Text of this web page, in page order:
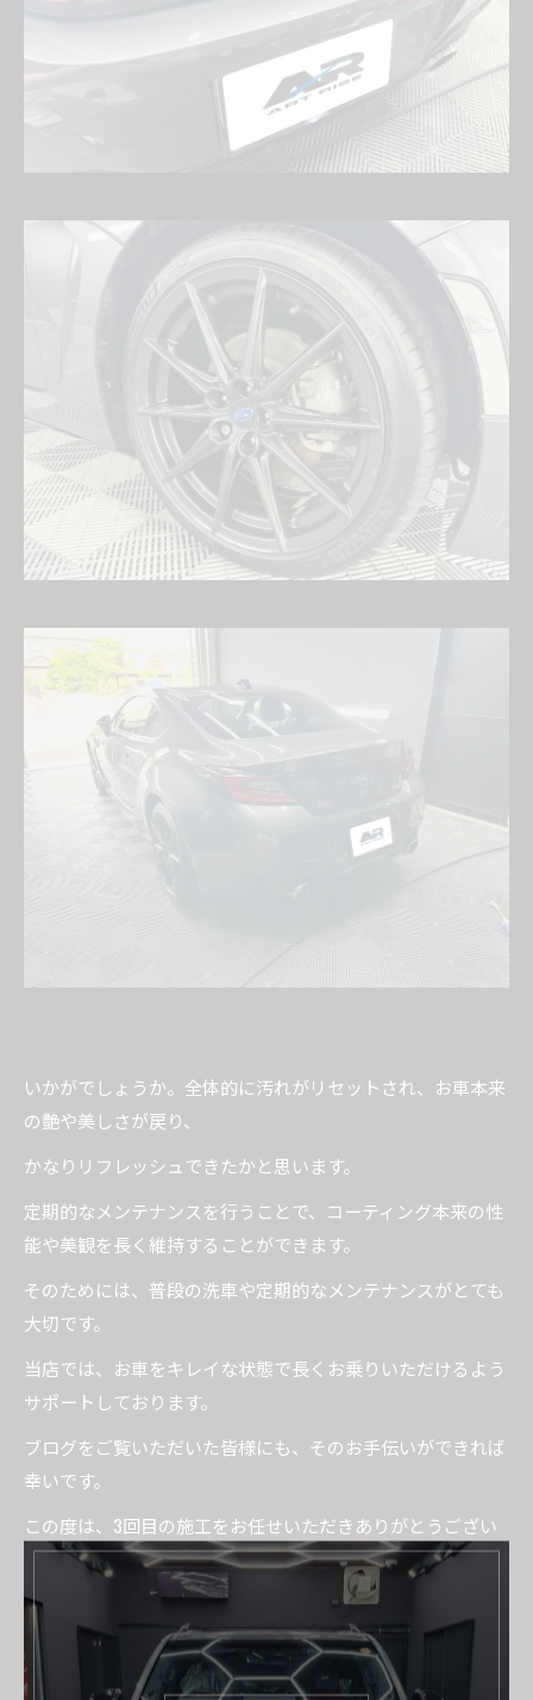
いかがでしょうか。全体的に汚れがリセットされ、お車本来
の艶や美しさが戻り、
かなりリフレッシュできたかと思います。
定期的なメンテナンスを行うことで、コーティング本来の性
能や美観を長く維持することができます。
そのためには、普段の洗車や定期的なメンテナンスがとても
大切です。
当店では、お車をキレイな状態で長くお乗りいただけるよう
サポートしております。
ブログをご覧いただいた皆様にも、そのお手伝いができれば
幸いです。
この度は、3回目の施工をお任せいただきありがとうござい
ました。
継続してお車のキレイをお任せいただけることを大変嬉しく
思います。
今後も大切なお車を美しい状態で維持していただけるよう、